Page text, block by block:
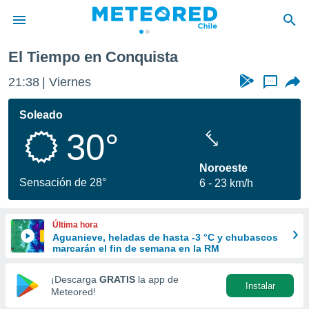
de
por
que se
calidad.
a este
las
y
forma
digital
basada
El Tiempo en Conquista
21:38 Viernes ...
Soleado
30°
Sensación de 28°
Noroeste
6
23 km/h
Última hora
Aguanieve, heladas de hasta -3 °C y chubascos
marcarán el fin de semana en la RM
¡Descarga GRATIS la app de
Meteored!
Instalar